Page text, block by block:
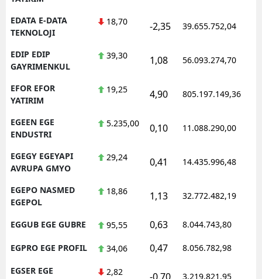
EDATA E-DATA
TEKNOLOJI
18,70 -2,35 39.655.752,04
EDIP EDIP
GAYRIMENKUL
39,30 1,08 56.093.274,70
EFOR EFOR
YATIRIM
19,25 4,90 805.197.149,36
EGEEN EGE
ENDUSTRI
5.235,00 0,10 11.088.290,00
EGEGY EGEYAPI
AVRUPA GMYO
29,24 0,41 14.435.996,48
EGEPO NASMED
EGEPOL
18,86 1,13 32.772.482,19
EGGUB EGE GUBRE 95,55 0,63 8.044.743,80
EGPRO EGE PROFIL 34,06 0,47 8.056.782,98
EGSER EGE
2,82 -0,70 3.219.821,95